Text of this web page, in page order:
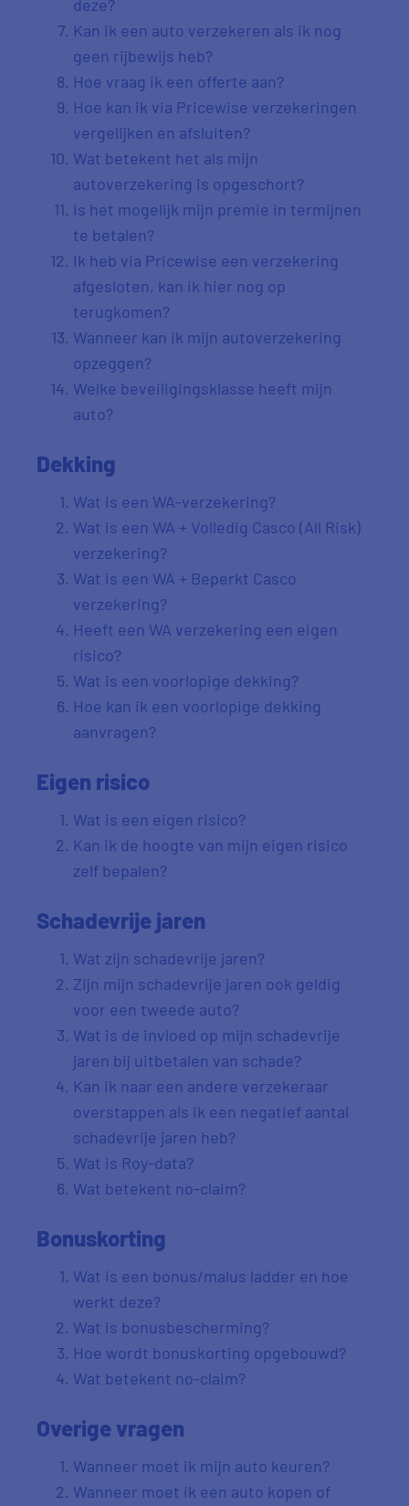
deze?
Kan ik een auto verzekeren als ik nog
geen rijbewijs heb?
Hoe vraag ik een offerte aan?
Hoe kan ik via Pricewise verzekeringen
vergelijken en afsluiten?
Wat betekent het als mijn
autoverzekering is opgeschort?
Is het mogelijk mijn premie in termijnen
te betalen?
Ik heb via Pricewise een verzekering
afgesloten, kan ik hier nog op
terugkomen?
Wanneer kan ik mijn autoverzekering
opzeggen?
Welke beveiligingsklasse heeft mijn
auto?
Dekking
Wat is een WA-verzekering?
Wat is een WA + Volledig Casco (All Risk)
verzekering?
Wat is een WA + Beperkt Casco
verzekering?
Heeft een WA verzekering een eigen
risico?
Wat is een voorlopige dekking?
Hoe kan ik een voorlopige dekking
aanvragen?
Eigen risico
Wat is een eigen risico?
Kan ik de hoogte van mijn eigen risico
zelf bepalen?
Schadevrije jaren
Wat zijn schadevrije jaren?
Zijn mijn schadevrije jaren ook geldig
voor een tweede auto?
Wat is de invloed op mijn schadevrije
jaren bij uitbetalen van schade?
Kan ik naar een andere verzekeraar
overstappen als ik een negatief aantal
schadevrije jaren heb?
Wat is Roy-data?
Wat betekent no-claim?
Bonuskorting
Wat is een bonus/malus ladder en hoe
werkt deze?
Wat is bonusbescherming?
Hoe wordt bonuskorting opgebouwd?
Wat betekent no-claim?
Overige vragen
Wanneer moet ik mijn auto keuren?
Wanneer moet ik een auto kopen of